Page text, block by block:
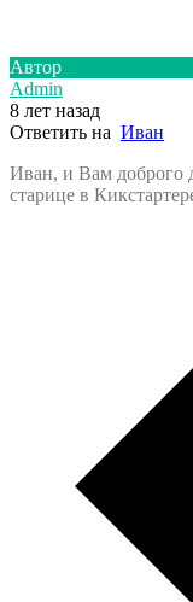
Автор
Admin
8 лет назад
Ответить на Иван
Иван, и Вам доброго
старице в